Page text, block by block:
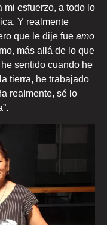
mi esfuerzo, a todo lo
Y realmente
que le dije fue amo
más allá de lo que
sentido cuando he
tierra, he trabajado
realmente, sé lo